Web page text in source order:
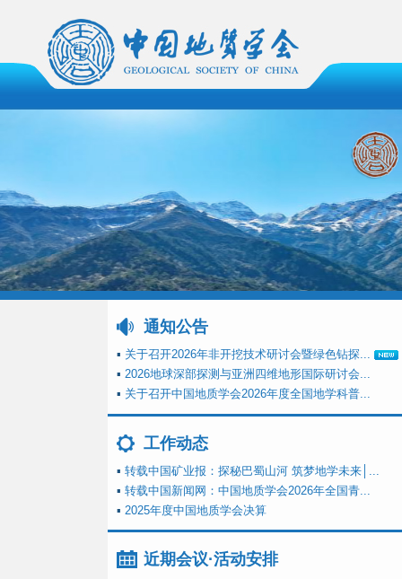
通知公告
▪ 关于召开2026年非开挖技术研讨会暨绿色钻探...
▪ 2026地球深部探测与亚洲四维地形国际研讨会...
▪ 关于召开中国地质学会2026年度全国地学科普...
工作动态
▪ 转载中国矿业报：探秘巴蜀山河 筑梦地学未来│...
▪ 转载中国新闻网：中国地质学会2026年全国青...
▪ 2025年度中国地质学会决算
近期会议·活动安排